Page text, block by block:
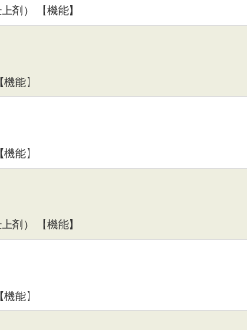
剤） 【機能】
能】
能】
剤） 【機能】
能】